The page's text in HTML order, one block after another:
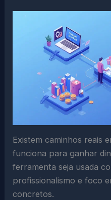
Existem caminhos reais
funciona para ganhar
ferramenta seja usada
profissionalismo e foco
concretos.